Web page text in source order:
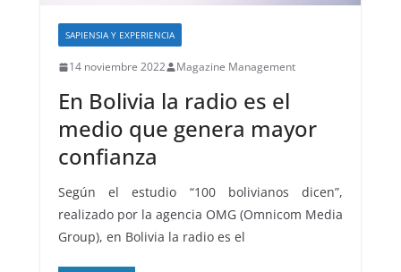
SAPIENSIA Y EXPERIENCIA
14 noviembre 2022 Magazine Management
En Bolivia la radio es el
medio que genera mayor
confianza
Según el estudio “100 bolivianos dicen”,
realizado por la agencia OMG (Omnicom Media
Group), en Bolivia la radio es el